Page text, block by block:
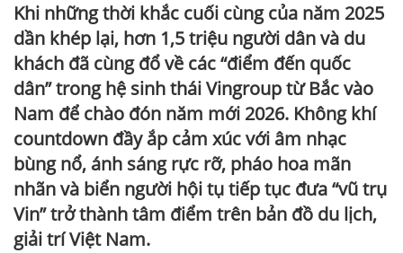
Khi những thời khắc cuối cùng của năm 2025
dần khép lại, hơn 1,5 triệu người dân và du
khách đã cùng đổ về các “điểm đến quốc
dân” trong hệ sinh thái Vingroup từ Bắc vào
Nam để chào đón năm mới 2026. Không khí
countdown đầy ắp cảm xúc với âm nhạc
bùng nổ, ánh sáng rực rỡ, pháo hoa mãn
nhãn và biển người hội tụ tiếp tục đưa “vũ trụ
Vin” trở thành tâm điểm trên bản đồ du lịch,
giải trí Việt Nam.